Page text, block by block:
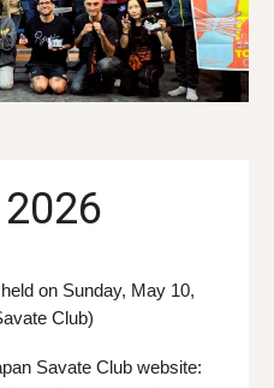
6
on Sunday, May 10,
Club)
Savate Club website: